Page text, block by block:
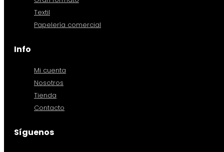
Textil
Papelería comercial
Info
Mi cuenta
Nosotros
Tienda
Contacto
Síguenos